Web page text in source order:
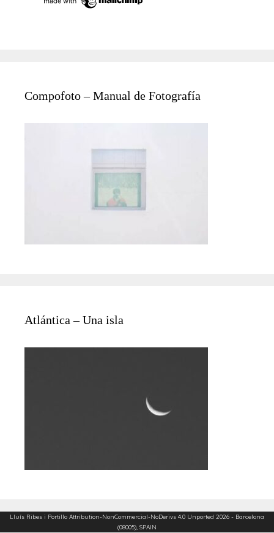
Compofoto – Manual de Fotografía
Atlántica – Una isla
Lluís Ribes i Portillo Attribution-NonCommercial-NoDerivs 4.0 Unported 2026 - Barcelona
(08005), SPAIN